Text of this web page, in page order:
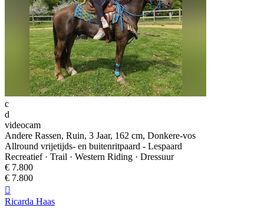
c
d
videocam
Andere Rassen, Ruin, 3 Jaar, 162 cm, Donkere-vos
Allround vrijetijds- en buitenritpaard - Lespaard
Recreatief · Trail · Western Riding · Dressuur
€ 7.800
€ 7.800

Ricarda Haas